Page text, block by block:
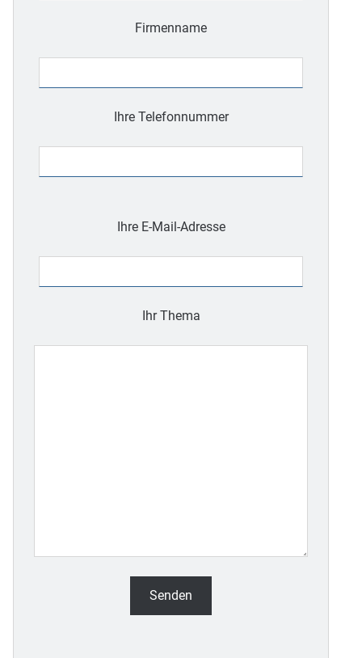
Firmenname
Ihre Telefonnummer
leer.
Ihre E-Mail-Adresse
Ihr Thema